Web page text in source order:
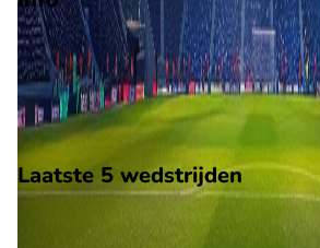
Op 8 augustus 2026 gaat Leyton
United. De wedstrijd wordt afgetrapt
gespeeld in de EFL Cup.
Stadion: BetWright Stadium
Scheidsrechter: Onbekend
Laatste 5 wedstrijden
H2H
Oxford United